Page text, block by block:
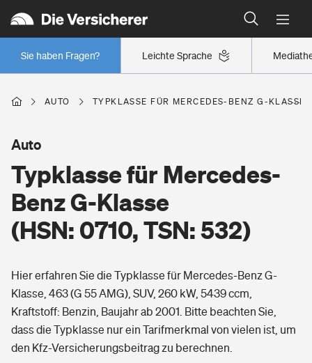
Leichte Sprache
Sie haben Fragen?
Wer versichert was: Jetzt Versicherer finden
Regionalklassen: So ist Ihre Region eingestuft
Wer versichert was: Jetzt Versicherer finden
Berufsunfähigkeitsversicherung
Arbeitsrechtsschutz
Berufshaftpflichtversicherung
Wohnen
Wohngebäudeversicherung
Hausratversicherung
Elementarversicherung
Photovoltaik
Pri­vate Haft­pflicht­
Rechts­schutz­ver­si­che­rung
Gesundheit
Private Krankenversicherung
AUTO TYPKLASSE FÜR MERCEDES-BENZ G-
Typklasse für Mercedes-
Benz G-Klasse
(HSN: 0710, TSN: 532)
Auto
Hier erfahren Sie die Typklasse für Mercedes-Benz G-
Klasse, 463 (G 55 AMG), SUV, 260 kW, 5439 ccm,
Kraftstoff: Benzin, Baujahr ab 2001. Bitte beachten Sie,
dass die Typklasse nur ein Tarifmerkmal von vielen ist, um
den Kfz-Versicherungsbeitrag zu berechnen.